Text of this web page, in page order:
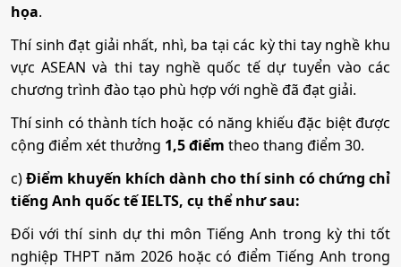
Tổ hợp:
X03; X23
Công nghệ may
Mã ngành: 7540209
Tổ hợp:A00; A01; B00; D01; D07; C01; C03; C04; C14;
X03; X23
họa.
Thí sinh đạt giải nhất, nhì, ba tại các kỳ thi tay nghề khu
vực ASEAN và thi tay nghề quốc tế dự tuyển vào các
chương trình đào tạo phù hợp với nghề đã đạt giải.
Thí sinh có thành tích hoặc có năng khiếu đặc biệt được
cộng điểm xét thưởng 1,5 điểm theo thang điểm 30.
c)Điểm khuyến khích dành cho thí sinh có chứng chỉ
tiếng Anh quốc tế IELTS, cụ thể như sau:
Đối với thí sinh dự thi môn Tiếng Anh trong kỳ thi tốt
nghiệp THPT năm 2026 hoặc có điểm Tiếng Anh trong